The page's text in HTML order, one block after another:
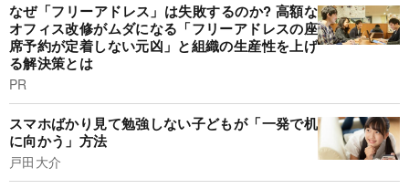
なぜ「フリーアドレス」は失敗するのか? 高額な
オフィス改修がムダになる「フリーアドレスの座
席予約が定着しない元凶」と組織の生産性を上げ
る解決策とは
PR
スマホばかり見て勉強しない子どもが「一発で机
に向かう」方法
戸田大介